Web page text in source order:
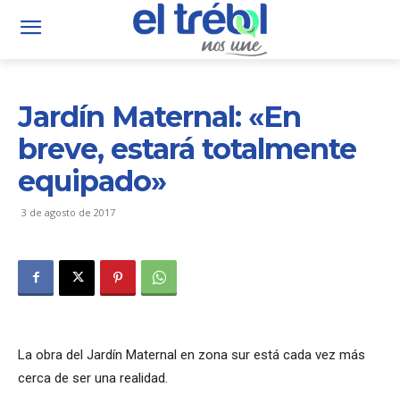
Jardín Maternal: «En
breve, estará totalmente
equipado»
3 de agosto de 2017
La obra del Jardín Maternal en zona sur está cada vez más
cerca de ser una realidad.